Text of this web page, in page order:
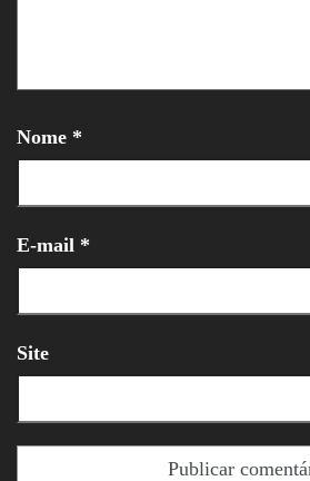
Nome *
E-mail *
Site